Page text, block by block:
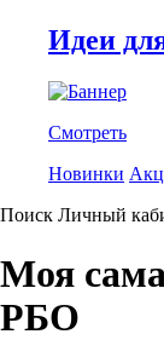
Идеи
Смотреть
Новинки
Поиск Личный
Моя
РБО